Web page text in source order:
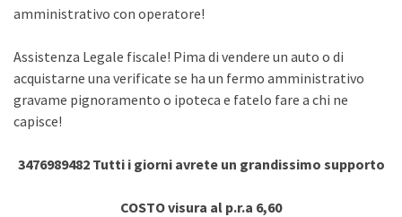
amministrativo con operatore!
Assistenza Legale fiscale! Pima di vendere un auto o di
acquistarne una verificate se ha un fermo amministrativo
gravame pignoramento o ipoteca e fatelo fare a chi ne
capisce!
3476989482 Tutti i giorni avrete un grandissimo supporto
COSTO visura al p.r.a 6,60